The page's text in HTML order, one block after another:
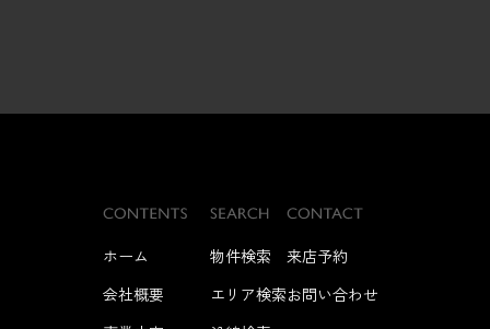
ホーム
会社概要
物件検索
エリア検索
来店予約
お問い合わせ